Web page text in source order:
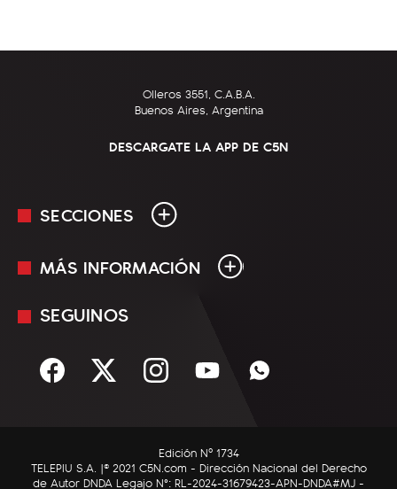
Olleros 3551, C.A.B.A.
Buenos Aires, Argentina
DESCARGATE LA APP DE C5N
SECCIONES
En Vivo
Sociedad
C5N Autos
MÁS INFORMACIÓN
Mediakit
Términos y condiciones
SEGUINOS
Edición Nº 1734
TELEPIU S.A. |© 2021 C5N.com - Dirección Nacional del Derecho
de Autor DNDA Legajo N°: RL-2024-31679423-APN-DNDA#MJ -